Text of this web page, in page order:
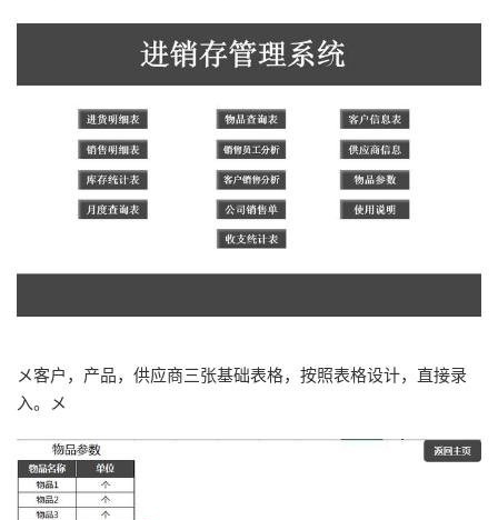
メ客户，产品，供应商三张基础表格，按照表格设计，直接录
入。メ